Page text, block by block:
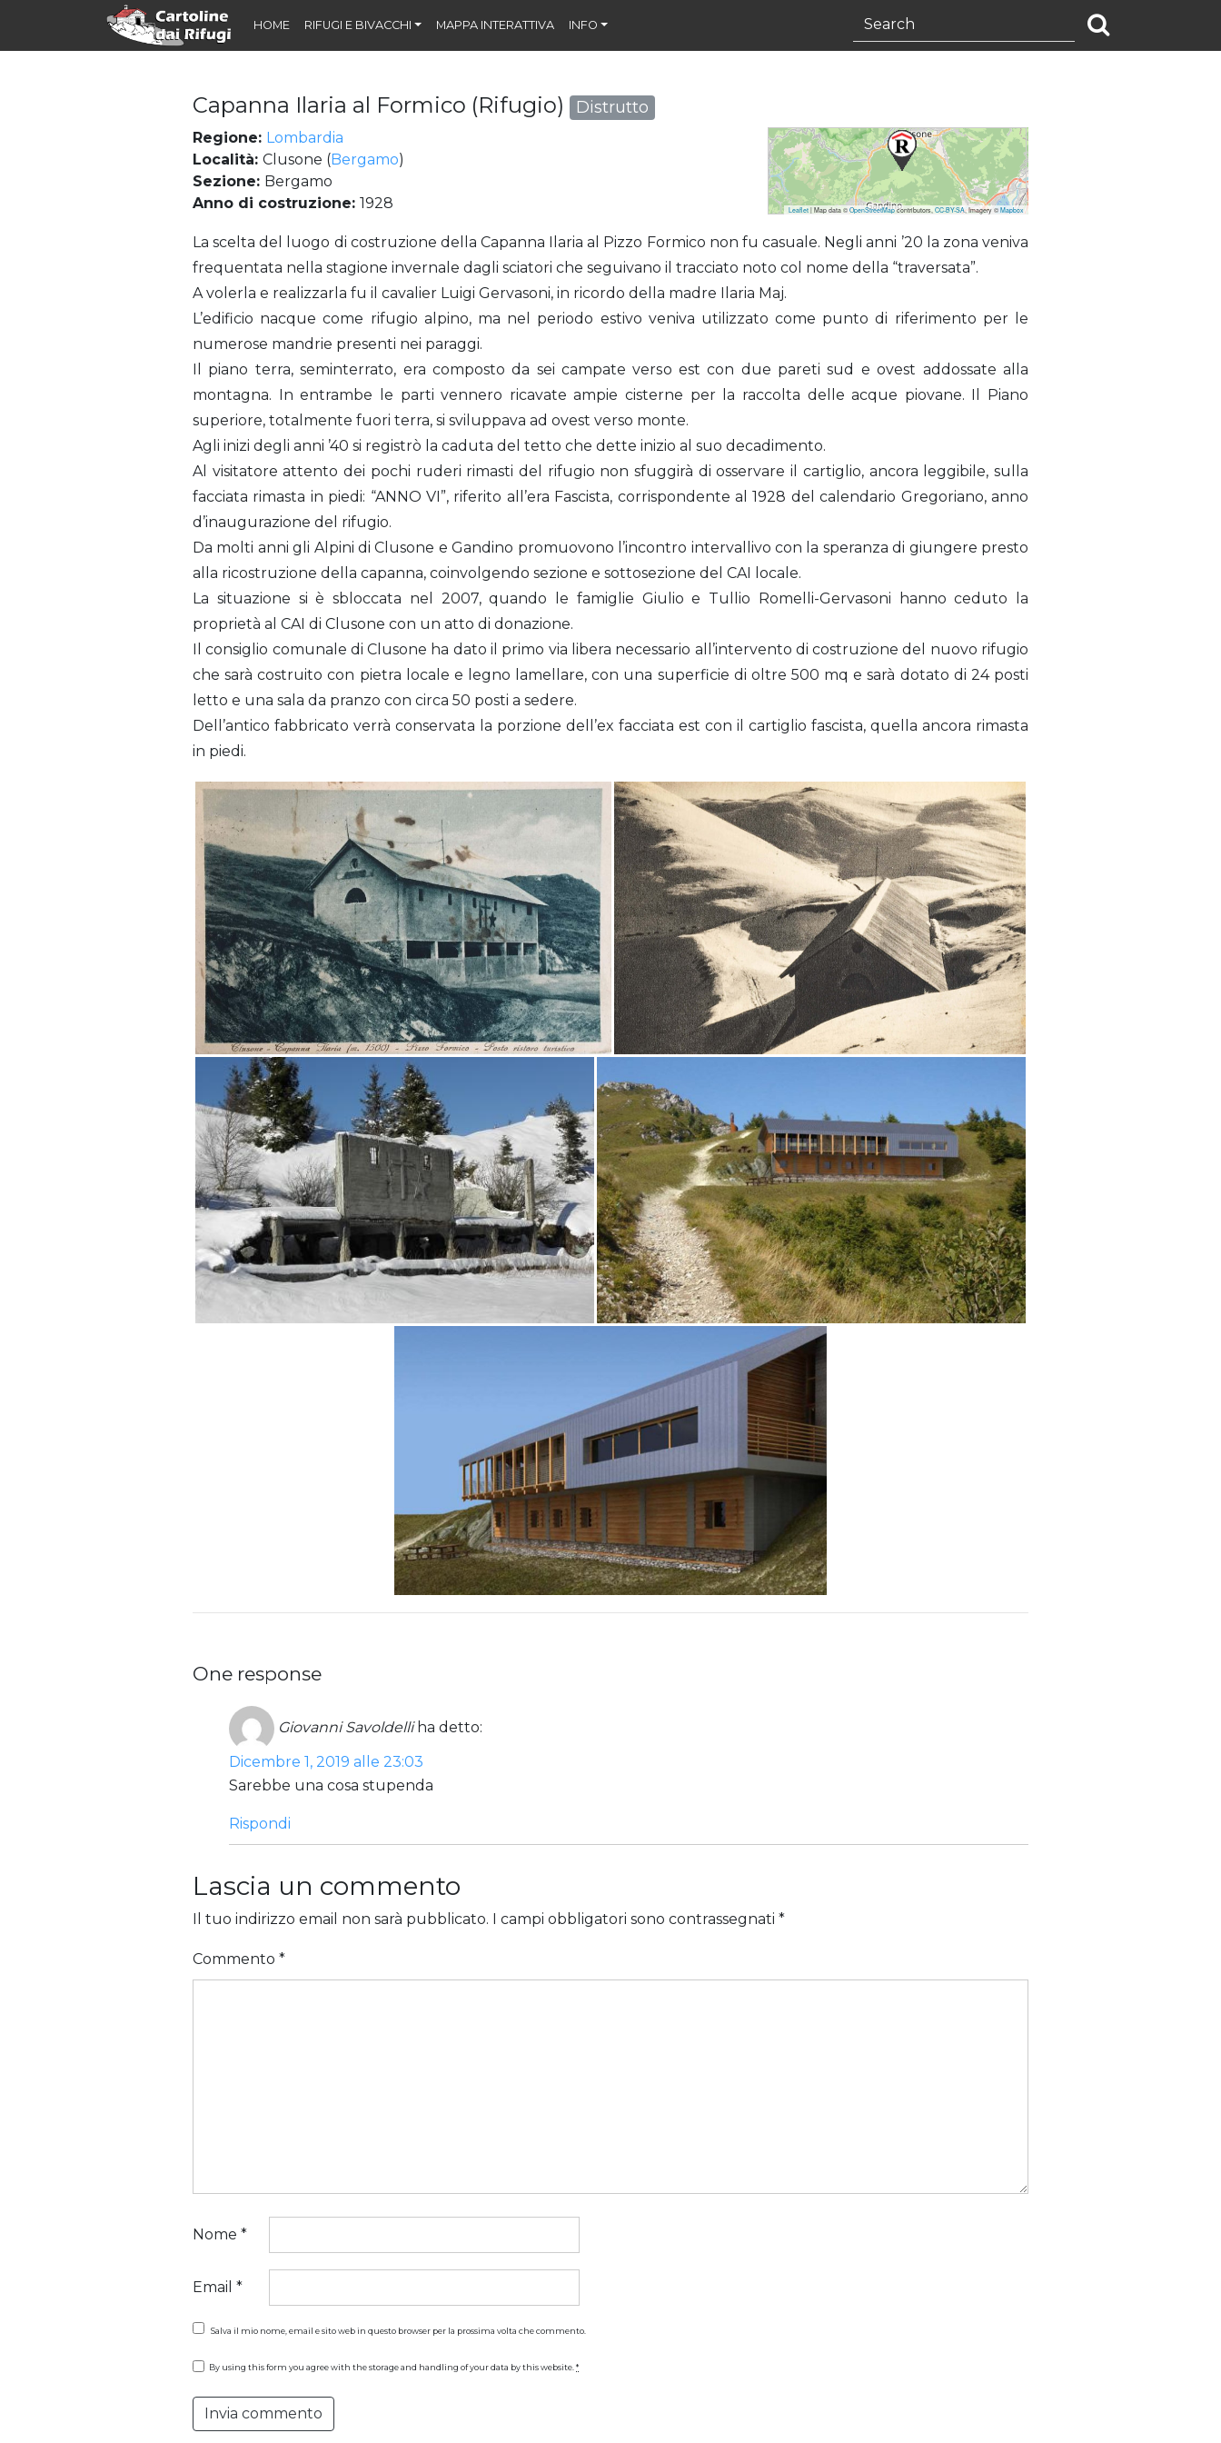
HOME RIFUGI E BIVACCHI MAPPA INTERATTIVA INFO
Capanna Ilaria al Formico (Rifugio) Distrutto
Regione: Lombardia
Località: Clusone (Bergamo)
Sezione: Bergamo
Anno di costruzione: 1928 Leaflet| Map data © OpenStreetMapcontributors, CC-BY-SA, Imagery © Mapbox
La scelta del luogo di costruzione della Capanna Ilaria al Pizzo Formico non fu casuale. Negli anni ’20 la zona veniva
frequentata nella stagione invernale dagli sciatori che seguivano il tracciato noto col nome della “traversata”.
A volerla e realizzarla fu il cavalier Luigi Gervasoni, in ricordo della madre Ilaria Maj.
L’edificio nacque come rifugio alpino, ma nel periodo estivo veniva utilizzato come punto di riferimento per le
numerose mandrie presenti nei paraggi.
Il piano terra, seminterrato, era composto da sei campate verso est con due pareti sud e ovest addossate alla
montagna. In entrambe le parti vennero ricavate ampie cisterne per la raccolta delle acque piovane. Il Piano
superiore, totalmente fuori terra, si sviluppava ad ovest verso monte.
Agli inizi degli anni ’40 si registrò la caduta del tetto che dette inizio al suo decadimento.
Al visitatore attento dei pochi ruderi rimasti del rifugio non sfuggirà di osservare il cartiglio, ancora leggibile, sulla
facciata rimasta in piedi: “ANNO VI”, riferito all’era Fascista, corrispondente al 1928 del calendario Gregoriano, anno
d’inaugurazione del rifugio.
Da molti anni gli Alpini di Clusone e Gandino promuovono l’incontro intervallivo con la speranza di giungere presto
alla ricostruzione della capanna, coinvolgendo sezione e sottosezione del CAI locale.
La situazione si è sbloccata nel 2007, quando le famiglie Giulio e Tullio Romelli-Gervasoni hanno ceduto la
proprietà al CAI di Clusone con un atto di donazione.
Il consiglio comunale di Clusone ha dato il primo via libera necessario all’intervento di costruzione del nuovo rifugio
che sarà costruito con pietra locale e legno lamellare, con una superficie di oltre 500 mq e sarà dotato di 24 posti
letto e una sala da pranzo con circa 50 posti a sedere.
Dell’antico fabbricato verrà conservata la porzione dell’ex facciata est con il cartiglio fascista, quella ancora rimasta
in piedi.
One response
Giovanni Savoldelli ha detto:
Dicembre 1, 2019 alle 23:03
Sarebbe una cosa stupenda
Rispondi
Lascia un commento
Il tuo indirizzo email non sarà pubblicato. I campi obbligatori sono contrassegnati *
Commento *
Nome *
Email *
Salva il mio nome, email e sito web in questo browser per la prossima volta che commento.
By using this form you agree with the storage and handling of your data by this website.*